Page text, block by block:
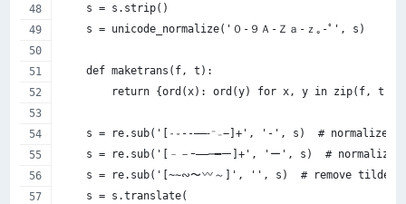
    s = s.strip()
    s = unicode_normalize('０-９Ａ-Ｚａ-ｚ｡-ﾟ', s)
    def maketrans(f, t):
        return {ord(x): ord(y) for x, y in zip(f, t)}
s = re.sub('[˗֊‐‑‒–⁃⁻₋−]+', '-', s)  # normalize
s = re.sub('[﹣－ｰ—―─━ー]+', 'ー', s)  # normalize
    s = re.sub('[~∼∾〜
～]', '', s)  # remove tildes
    s = s.translate(